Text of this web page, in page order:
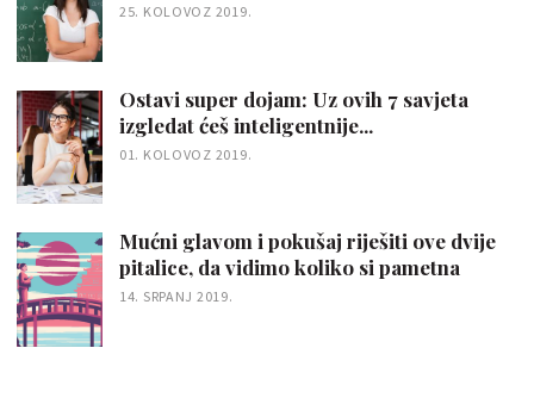
25. KOLOVOZ 2019.
Ostavi super dojam: Uz ovih 7 savjeta
izgledat ćeš inteligentnije...
01. KOLOVOZ 2019.
Mućni glavom i pokušaj riješiti ove dvije
pitalice, da vidimo koliko si pametna
14. SRPANJ 2019.